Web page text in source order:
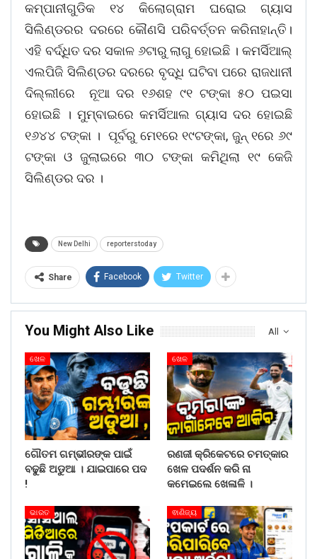
କମ୍ପାନୀଗୁଡିକ ୧୪ କିଲୋଗ୍ରାମ ଘରୋଇ ଗ୍ୟାସ
ସିଲିଣ୍ଡରର ଦରରେ କୌଣସି ପରିବର୍ତ୍ତନ କରିନାହାନ୍ତି।
ଏହି ବର୍ଦ୍ଧିତ ଦର ସକାଳ ୬ଟାରୁ ଲାଗୁ ହୋଇଛି । କମର୍ସିଆଲ୍
ଏଲପିଜି ସିଲିଣ୍ଡର ଦରରେ ବୃଦ୍ଧି ଘଟିବା ପରେ ରାଜଧାନୀ
ଦିଲ୍ଲୀରେ ନୂଆ ଦର ୧୬ଶହ ୯୧ ଟଙ୍କା ୫୦ ପଇସା
ହୋଇଛି । ମୁମ୍ବାଇରେ କମର୍ସିଆଲ ଗ୍ୟାସ ଦର ହୋଇଛି
୧୬୪୪ ଟଙ୍କା । ପୂର୍ବରୁ ମେ୧ରେ ୧୯ଟଙ୍କା, ଜୁନ୍ ୧ରେ ୬୯
ଟଙ୍କା ଓ ଜୁଲାଇରେ ୩୦ ଟଙ୍କା କମିଥିଲା ୧୯ କେଜି
ସିଲିଣ୍ଡର ଦର ।
New Delhi reporterstoday
Share Facebook Twitter
All
You Might Also Like
ଖେଳ
ଗୌତମ ଗମ୍ଭୀରଙ୍କ ପାଇଁ
ବଢୁଛି ଅଡୁଆ । ଯାଇପାରେ ପଦ
!
ଖେଳ
ରଣଜୀ କ୍ରିକେଟରେ ଚମତ୍କାର
ଖେଳ ପଦର୍ଶନ କରି ନା
କମେଇଲେ ଖେଳାଳି ।
ଭାରତ ଵାଣିଜ୍ୟ